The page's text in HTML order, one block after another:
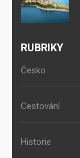
RUBRIKY
Česko
Cestování
Historie